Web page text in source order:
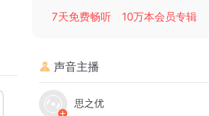
7天免费畅听
10万本会员专辑
声音主播
思之优